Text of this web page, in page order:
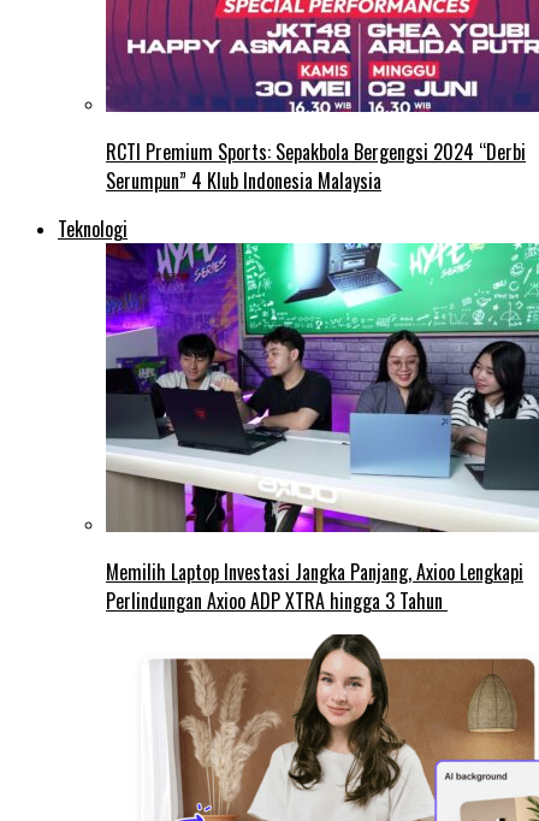
RCTI Premium Sports: Sepakbola Bergengsi 2024 “Derbi
Serumpun” 4 Klub Indonesia Malaysia
Teknologi
Memilih Laptop Investasi Jangka Panjang, Axioo Lengkapi
Perlindungan Axioo ADP XTRA hingga 3 Tahun